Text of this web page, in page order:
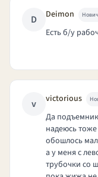
D Deimon
Есть б/у
v victorious
Да
надеюсь
обошлось
а у меня с
трубочки со